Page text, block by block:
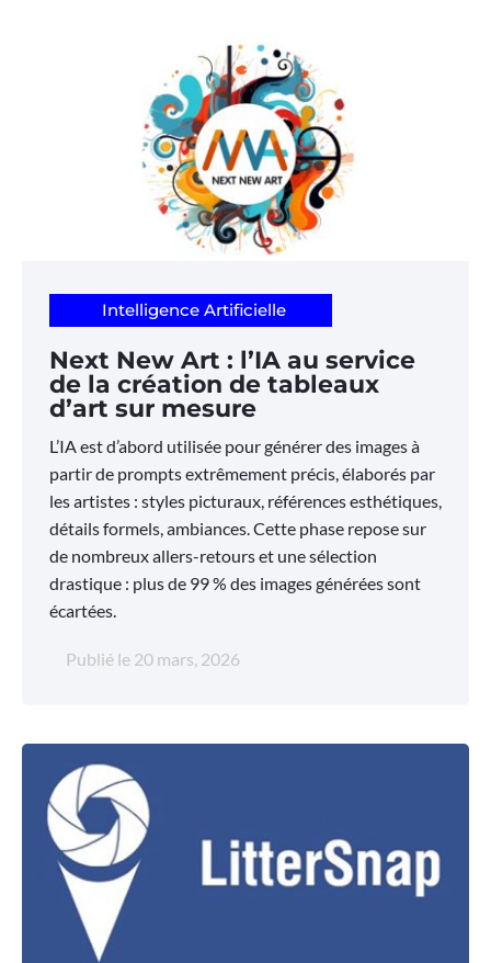
Intelligence Artificielle
Next New Art : l’IA au service
de la création de tableaux
d’art sur mesure
L’IA est d’abord utilisée pour générer des images à
partir de prompts extrêmement précis, élaborés par
les artistes : styles picturaux, références esthétiques,
détails formels, ambiances. Cette phase repose sur
de nombreux allers-retours et une sélection
drastique : plus de 99 % des images générées sont
écartées.
Publié le 20 mars, 2026